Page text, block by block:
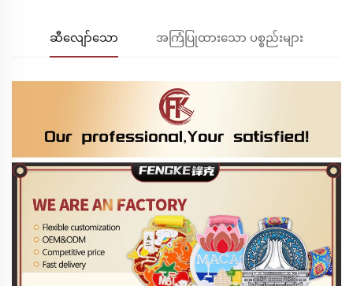
ဆီလျော်သော အကြံပြုထားသော ပစ္စည်းများ